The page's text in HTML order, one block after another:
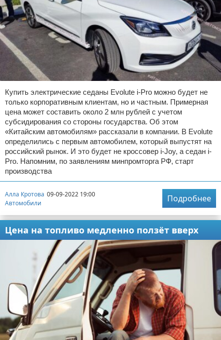
Купить электрические седаны Evolute i-Pro можно будет не
только корпоративным клиентам, но и частным. Примерная
цена может составить около 2 млн рублей с учетом
субсидирования со стороны государства. Об этом
«Китайским автомобилям» рассказали в компании. В Evolute
определились с первым автомобилем, который выпустят на
российский рынок. И это будет не кроссовер i-Joy, а седан i-
Pro. Напомним, по заявлениям минпромторга РФ, старт
производства
Алла Кротова 09-09-2022 19:00
Автомобили
Подробнее
Цена на топливо медленно ползёт вверх